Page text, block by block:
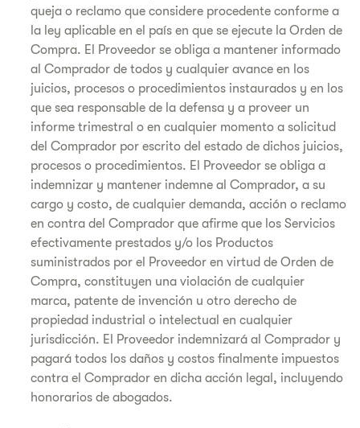
queja o reclamo que considere procedente conforme a
la ley aplicable en el país en que se ejecute la Orden de
Compra. El Proveedor se obliga a mantener informado
al Comprador de todos y cualquier avance en los
juicios, procesos o procedimientos instaurados y en los
que sea responsable de la defensa y a proveer un
informe trimestral o en cualquier momento a solicitud
del Comprador por escrito del estado de dichos juicios,
procesos o procedimientos. El Proveedor se obliga a
indemnizar y mantener indemne al Comprador, a su
cargo y costo, de cualquier demanda, acción o reclamo
en contra del Comprador que afirme que los Servicios
efectivamente prestados y/o los Productos
suministrados por el Proveedor en virtud de Orden de
Compra, constituyen una violación de cualquier
marca, patente de invención u otro derecho de
propiedad industrial o intelectual en cualquier
jurisdicción. El Proveedor indemnizará al Comprador y
pagará todos los daños y costos finalmente impuestos
contra el Comprador en dicha acción legal, incluyendo
honorarios de abogados.